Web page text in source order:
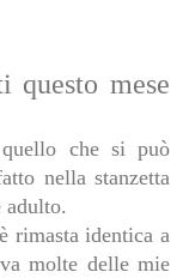
questo mese
che si può
nella stanzetta
adulto.
rimasta identica a
molte delle mie